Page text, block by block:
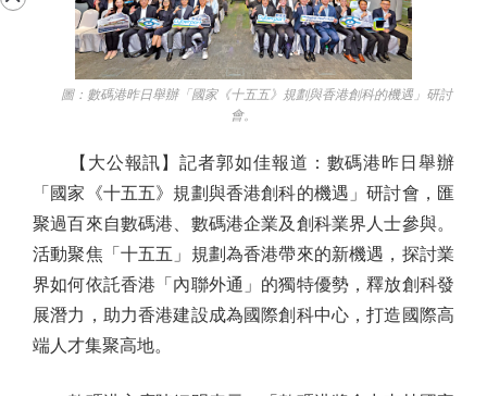
圖：數碼港昨日舉辦「國家《十五五》規劃與香港創科的機遇」研討
會。
【大公報訊】記者郭如佳報道：數碼港昨日舉辦
「國家《十五五》規劃與香港創科的機遇」研討會，匯
聚過百來自數碼港、數碼港企業及創科業界人士參與。
活動聚焦「十五五」規劃為香港帶來的新機遇，探討業
界如何依託香港「內聯外通」的獨特優勢，釋放創科發
展潛力，助力香港建設成為國際創科中心，打造國際高
端人才集聚高地。